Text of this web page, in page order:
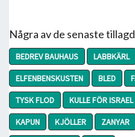
Några av de senaste
BEDREV BAUHAUS LABBKÄRL
ELFENBENSKUSTEN
BLED
TYSK FLOD
KULLE FÖR ISRAEL
KAPUN
KJÖLLER ZANYAR